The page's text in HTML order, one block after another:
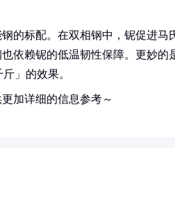
的标配。在双相钢中，铌促进马
依赖铌的低温韧性保障。更妙的
」的效果。
加详细的信息参考～